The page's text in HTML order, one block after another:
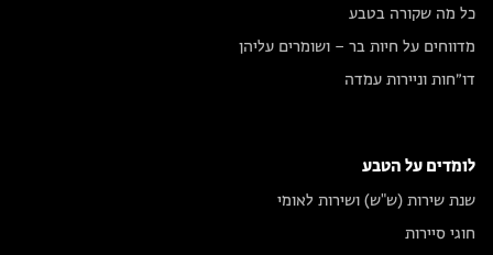
כל מה שקורה בטבע
מדווחים על חיות בר – ושומרים עליהן
דו״חות וניירות עמדה
לומדים על הטבע
שנת שירות (ש"ש) ושירות לאומי
חוגי סיירות